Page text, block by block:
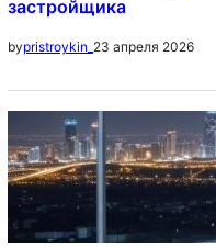
застройщика
bypristroykin_ 23 апреля 2026